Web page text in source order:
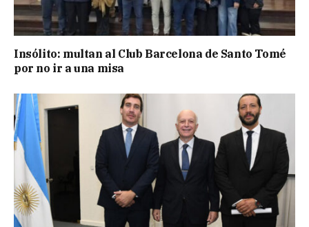
Insólito: multan al Club Barcelona de Santo Tomé
por no ir a una misa